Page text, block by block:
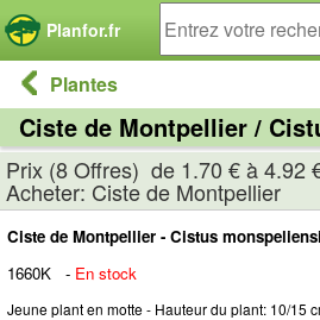
Planfor.fr
Plantes
Ciste de Montpellier /
Prix (8 Offres) de 1.70 € à 4.92
Acheter: Ciste de Montpellier
Ciste de Montpellier - Cistus
1660K
- En stock
Jeune plant en motte - Hauteur du plant: 10/15
Panneau de gestion des cookies